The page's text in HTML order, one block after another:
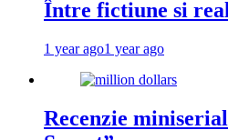
Între fictiune si
1 year ago1 year ago
Recenzie